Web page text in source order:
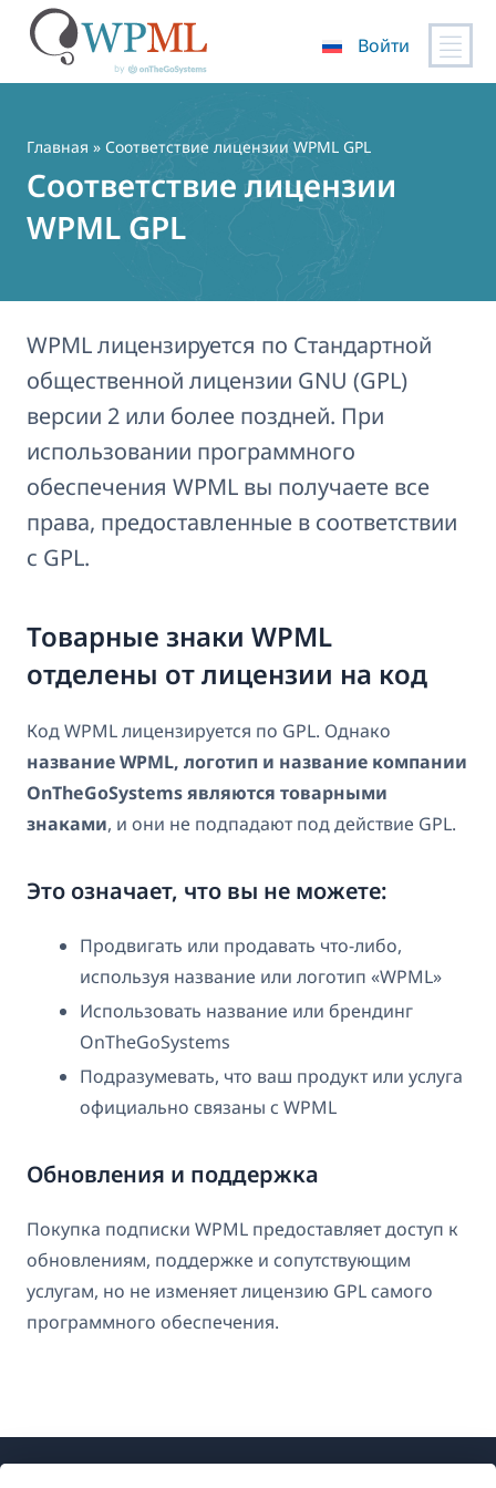
содержимому
Войти
Главная » Соответствие лицензии WPML GPL
Соответствие лицензии
WPML GPL
WPML лицензируется по Стандартной
общественной лицензии GNU (GPL)
версии 2 или более поздней. При
использовании программного
обеспечения WPML вы получаете все
права, предоставленные в соответствии
с GPL.
Товарные знаки WPML
отделены от лицензии на код
Код WPML лицензируется по GPL. Однако
название WPML, логотип и название компании
OnTheGoSystems являются товарными
знаками, и они не подпадают под действие GPL.
Это означает, что вы не можете:
Продвигать или продавать что-либо,
используя название или логотип «WPML»
Использовать название или брендинг
OnTheGoSystems
Подразумевать, что ваш продукт или услуга
официально связаны с WPML
Обновления и поддержка
Покупка подписки WPML предоставляет доступ к
обновлениям, поддержке и сопутствующим
услугам, но не изменяет лицензию GPL самого
программного обеспечения.